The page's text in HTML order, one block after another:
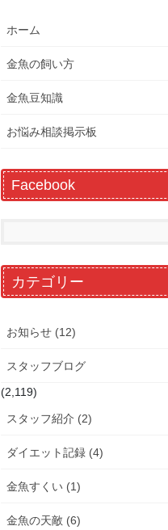
ホーム
金魚の飼い方
金魚豆知識
お悩み相談掲示板
Facebook
カテゴリー
お知らせ (12)
スタッフブログ
(2,119)
スタッフ紹介 (2)
ダイエット記録 (4)
金魚すくい (1)
金魚の天敵 (6)